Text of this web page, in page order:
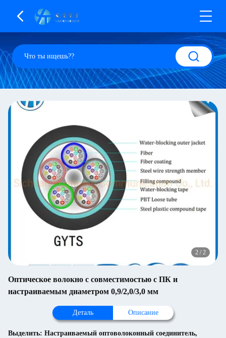
2 / 2
Оптическое волокно с совместимостью с ПК и
настраиваемым диаметром 0,9/2,0/3,0 мм
Деталь Описание
Выделить: Настраиваемый оптоволоконный соединитель,